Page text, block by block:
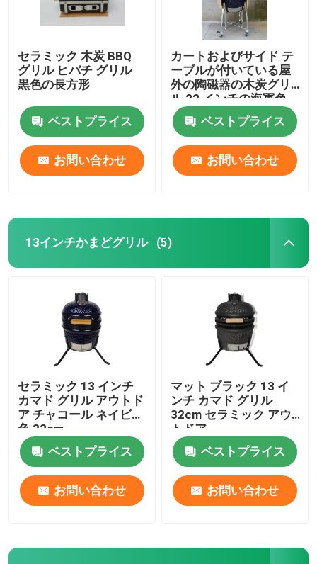
セラミック 木炭 BBQ
グリル ヒバチ グリル
黒色の長方形
ベストプライス
お問い合わせ
カートおよびサイド テ
ーブルが付いている屋
外の陶磁器の木炭グリ
ル 22 インチの海軍色
ベストプライス
お問い合わせ
13インチかまどグリル (5)
セラミック 13 インチ
カマド グリル アウトド
ア チャコール ネイビー
色 32cm
ベストプライス
お問い合わせ
マット ブラック 13 イ
ンチ カマド グリル
32cm セラミック アウ
トドア
ベストプライス
お問い合わせ